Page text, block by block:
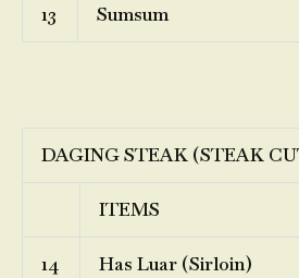
13 Sumsum
DAGING STEAK (STEAK
ITEMS
14 Has Luar (Sirloin)